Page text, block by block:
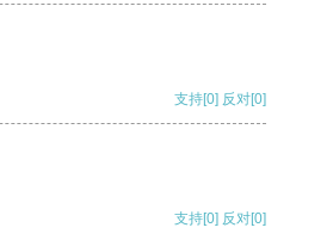
支持[0] 反对[0]
支持[0] 反对[0]